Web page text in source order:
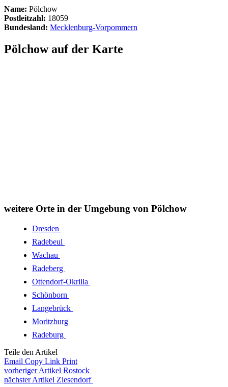
Name: Pölchow
Postleitzahl: 18059
Bundesland: Mecklenburg-Vorpommern
Pölchow auf der Karte
weitere Orte in der Umgebung von Pölchow
Dresden
Radebeul
Wachau
Radeberg
Ottendorf-Okrilla
Schönborn
Langebrück
Moritzburg
Radeburg
Teile den Artikel
Email Copy Link Print
vorheriger Artikel Rostock
nächster Artikel Ziesendorf